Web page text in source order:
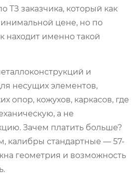
ТЗ заказчика, который как
цене, но по
находит именно такой
и
несущих элементов,
опор, кожухов, каркасов, где
а не
Зачем платить больше?
калибры стандартные — 57-
геометрия и возможность